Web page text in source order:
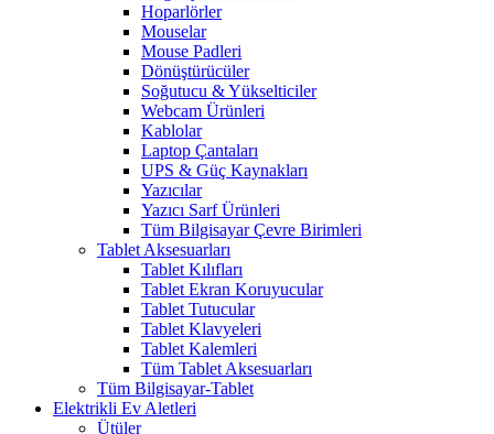
Hoparlörler
Mouselar
Mouse Padleri
Dönüştürücüler
Soğutucu & Yükselticiler
Webcam Ürünleri
Kablolar
Laptop Çantaları
UPS & Güç Kaynakları
Yazıcılar
Yazıcı Sarf Ürünleri
Tüm Bilgisayar Çevre Birimleri
Tablet Aksesuarları
Tablet Kılıfları
Tablet Ekran Koruyucular
Tablet Tutucular
Tablet Klavyeleri
Tablet Kalemleri
Tüm Tablet Aksesuarları
Tüm Bilgisayar-Tablet
Elektrikli Ev Aletleri
Ütüler